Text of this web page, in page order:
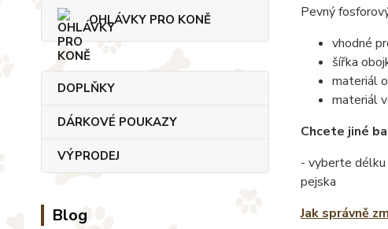
OHLÁVKY PRO KONĚ
DOPLŇKY
DÁRKOVÉ POUKAZY
VÝPRODEJ
Blog
Pevný
vhodné
šířka
materiál
materiál
Chcete jiné
- vyberte délku
pejska
Jak správně